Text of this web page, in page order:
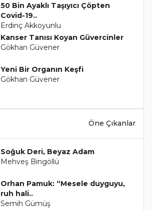
50 Bin Ayaklı Taşıyıcı Çöpten
Covid-19..
Erdinç Akkoyunlu
Kanser Tanısı Koyan Güvercinler
Gökhan Güvener
Yeni Bir Organın Keşfi
Gökhan Güvener
Öne Çıkanlar
Soğuk Deri, Beyaz Adam
Mehveş Bingöllü
Orhan Pamuk: “Mesele duyguyu,
ruh hali..
Semih Gümüş